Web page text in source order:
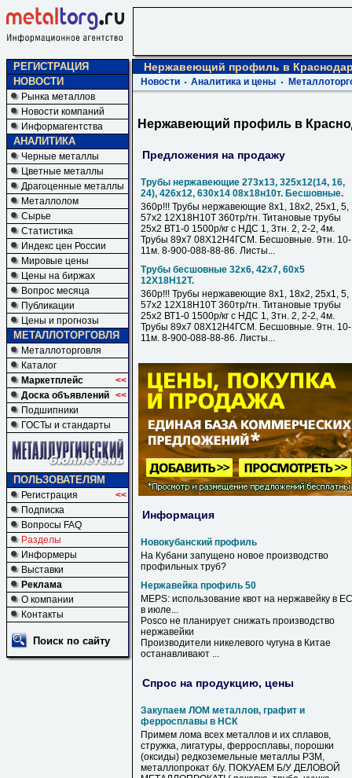
РЕГИСТРАЦИЯ
НОВОСТИ
Рынка металлов
Новости компаний
Информагентства
АНАЛИТИКА
Черные металлы
Цветные металлы
Драгоценные металлы
Металлолом
Сырье
Статистика
Индекс цен России
Мировые цены
Цены на биржах
Вопрос месяца
Публикации
Цены и прогнозы
МЕТАЛЛОТОРГОВЛЯ
Металлоторговля
Каталог
Маркетплейс
<<
Доска объявлений <<
Подшипники
ГОСТы и стандарты
ПОЛЬЗОВАТЕЛЯМ
Регистрация
<<
Подписка
Вопросы FAQ
Разделы
Информеры
Выставки
Реклама
О компании
Контакты
Поиск по сайту
Нержавеющий профиль в
Новости Аналитика и цены
Нержавеющий профиль в
Предложения на продажу
Трубы нержавеющие 273х13, 325х12(14, 16,
24), 426х12, 630х14 08х18н10т. Бесшовные.
360р!!! Трубы нержавеющие 8х1, 18х2, 25х1, 5,
57х2 12Х18Н10Т 360тр/тн. Титановые трубы
25х2 ВТ1-0 1500р/кг с НДС 1, 3тн. 2, 2-2, 4м.
Трубы 89х7 08Х12Н4ГСМ. Бесшовные. 9тн. 10-
11м. 8-900-088-88-86. Листы...
Трубы бесшовные 32х6, 42х7, 60х5
12Х18Н12Т.
360р!!! Трубы нержавеющие 8х1, 18х2, 25х1, 5,
57х2 12Х18Н10Т 360тр/тн. Титановые трубы
25х2 ВТ1-0 1500р/кг с НДС 1, 3тн. 2, 2-2, 4м.
Трубы 89х7 08Х12Н4ГСМ. Бесшовные. 9тн. 10-
11м. 8-900-088-88-86. Листы...
Информация
Новокубанский профиль
На Кубани запущено новое производство
профильных труб?
Нержавейка профиль 50
MEPS: использование квот на нержавейку в ЕС
в июле...
Posco не планирует снижать производство
нержавейки
Производители никелевого чугуна в Китае
останавливают ...
Спрос на продукцию, цены
Закупаем ЛОМ металлов, графит и
ферросплавы в НСК
Примем лома всех металлов и их сплавов,
стружка, лигатуры, ферросплавы, порошки
(оксиды) редкоземельные металлы РЗМ,
металлопрокат б/у. ПОКУАЕМ Б/У ДЕЛОВОЙ